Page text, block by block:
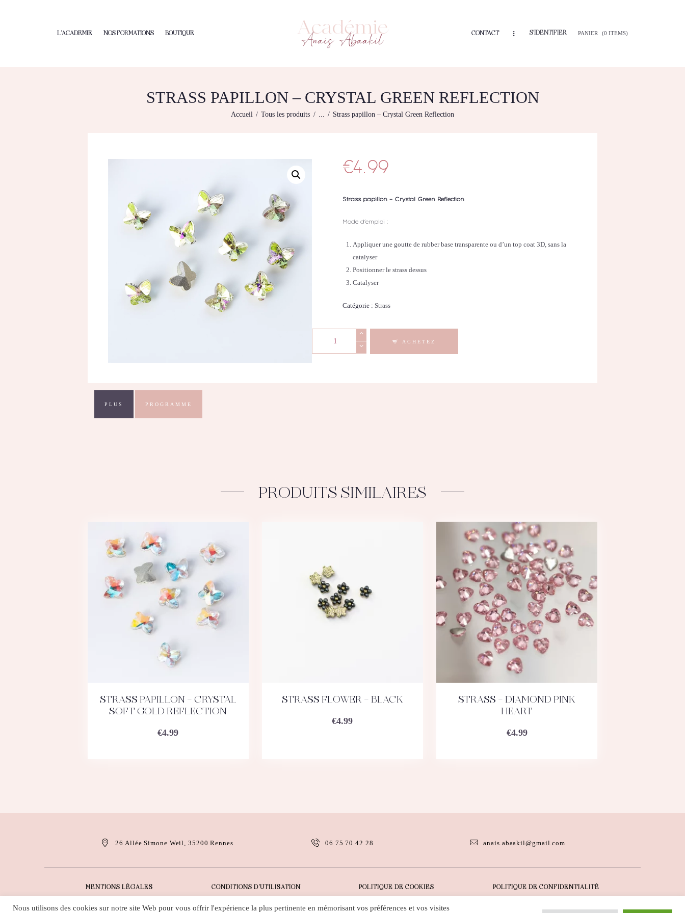
L’ACADEMIE NOS FORMATIONS BOUTIQUE CONTACT S'IDENTIFIER PANIER (0 ITEMS)
STRASS PAPILLON – CRYSTAL GREEN REFLECTION
Accueil Tous les produits Strass papillon – Crystal Green Reflection
ACADÉMIE ANAÏS ABAAKIL
Formation et shop Indigo
NOS FORMATIONS
AGENDA DE
BOUTIQUE
CONTACTEZ-NOUS
MODÈLE
€4.99
Strass papillon – Crystal Green Reflection
Mode d’emploi :
Appliquer une goutte de rubber base transparente ou d’un top coat 3D, sans la
catalyser
Positionner le strass dessus
Catalyser
Catégorie : Strass
ACHETEZ
PLUS PROGRAMME
PRODUITS SIMILAIRES
ACHETEZ DÉTAILS
STRASS PAPILLON – CRYSTAL
SOFT GOLD REFLECTION
€4.99
ACHETEZ DÉTAILS
STRASS FLOWER – BLACK
€4.99
ACHETEZ DÉTAILS
STRASS – DIAMOND PINK
HEART
€4.99
26 Allée Simone Weil, 35200 Rennes 06 75 70 42 28 anais.abaakil@gmail.com
MENTIONS LÉGALES CONDITIONS D’UTILISATION POLITIQUE DE COOKIES POLITIQUE DE CONFIDENTIALITÉ
Nous utilisons des cookies sur notre site Web pour vous offrir l'expérience la plus pertinente en mémorisant vos préférences et vos visites